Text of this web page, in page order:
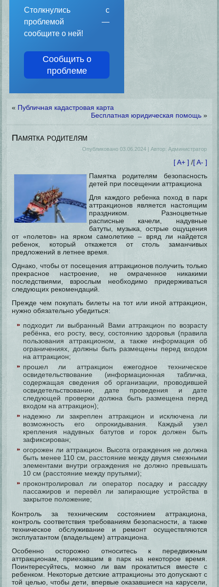
Столкнулись с
проблемой —
сообщите о ней!
Сообщить о
проблеме
« Публичная кадастровая карта
Бесплатная юридическая помощь»
Памятка родителям
Опубликовано 03.06.2024| Автор: Администратор
[ A+ ] /[ A- ]
Памятка родителям безопасность
детей при посещении аттракциона
Для каждого ребенка поход в парк
аттракционов является настоящим
праздником. Разноцветные
расписные качели, надувные
батуты, музыка, острые ощущения
от «полетов» на ярком самолетике – вряд ли найдется
ребенок, который откажется от столь заманчивых
предложений в летнее время.
Однако, чтобы от посещения аттракционов получить только
прекрасное настроение, не омраченное никакими
последствиями, взрослым необходимо придерживаться
следующих рекомендаций.
Прежде чем покупать билеты на тот или иной аттракцион,
нужно обязательно убедиться:
подходит ли выбранный Вами аттракцион по возрасту
ребёнка, его росту, весу, состоянию здоровья (правила
пользования аттракционом, а также информация об
ограничениях, должны быть размещены перед входом
на аттракцион;
прошел ли аттракцион ежегодное техническое
освидетельствование (информационная табличка,
содержащая сведения об организации, проводившей
освидетельствование, дате проведения и дате
следующей проверки должна быть размещена перед
входом на аттракцион);
надежно ли закреплен аттракцион и исключена ли
возможность его опрокидывания. Каждый узел
крепления надувных батутов и горок должен быть
зафиксирован;
огорожен ли аттракцион. Высота ограждения не должна
быть менее 110 см, расстояние между двумя смежными
элементами внутри ограждения не должно превышать
10 см (расстояние между прутьями);
проконтролировал ли оператор посадку и рассадку
пассажиров и перевёл ли запирающие устройства в
закрытое положение;
Контроль за техническим состоянием аттракциона,
контроль соответствия требованиям безопасности, а также
техническое обслуживание и ремонт осуществляются
эксплуатантом (владельцем) аттракциона.
Особенно осторожно относитесь к передвижным
аттракционам, приехавшим в парк на некоторое время.
Поинтересуйтесь, можно ли вам прокатиться вместе с
ребенком. Некоторые детские аттракционы это допускают с
той целью, чтобы дети, впервые оказавшиеся на карусели,